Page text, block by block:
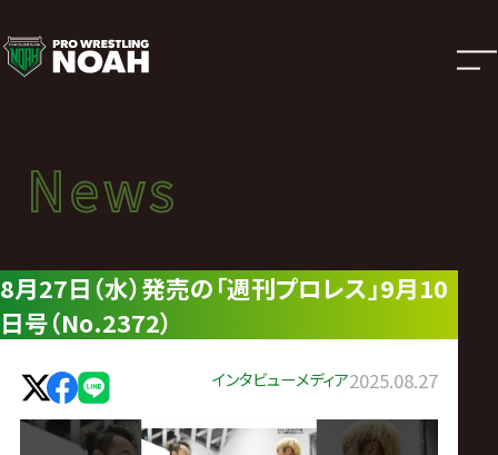
ニ
ュ
ー
ス
|
プ
ロ
News
ニュース
News
8月27日（水）発売の「週刊プロレス」9月10
日号（No.2372）
インタビューメディア2025.08.27